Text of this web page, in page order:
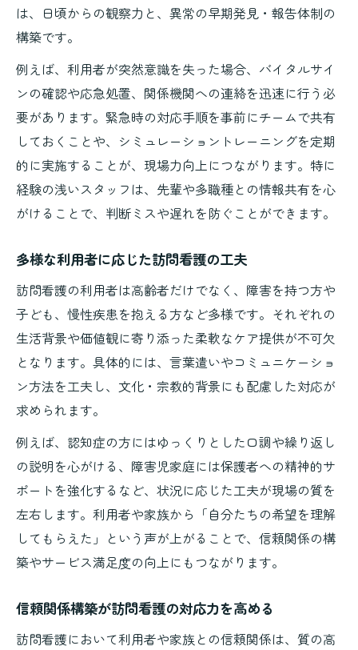
は、日頃からの観察力と、異常の早期発見・報告体制の
構築です。
例えば、利用者が突然意識を失った場合、バイタルサイ
ンの確認や応急処置、関係機関への連絡を迅速に行う必
要があります。緊急時の対応手順を事前にチームで共有
しておくことや、シミュレーショントレーニングを定期
的に実施することが、現場力向上につながります。特に
経験の浅いスタッフは、先輩や多職種との情報共有を心
がけることで、判断ミスや遅れを防ぐことができます。
多様な利用者に応じた訪問看護の工夫
訪問看護の利用者は高齢者だけでなく、障害を持つ方や
子ども、慢性疾患を抱える方など多様です。それぞれの
生活背景や価値観に寄り添った柔軟なケア提供が不可欠
となります。具体的には、言葉遣いやコミュニケーショ
ン方法を工夫し、文化・宗教的背景にも配慮した対応が
求められます。
例えば、認知症の方にはゆっくりとした口調や繰り返し
の説明を心がける、障害児家庭には保護者への精神的サ
ポートを強化するなど、状況に応じた工夫が現場の質を
左右します。利用者や家族から「自分たちの希望を理解
してもらえた」という声が上がることで、信頼関係の構
築やサービス満足度の向上にもつながります。
信頼関係構築が訪問看護の対応力を高める
訪問看護において利用者や家族との信頼関係は、質の高